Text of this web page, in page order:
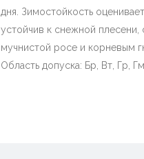
дня. Зимостойкость
устойчив к снежной
мучнистой росе и корневым
Область допуска: Бр, Вт, Гр,